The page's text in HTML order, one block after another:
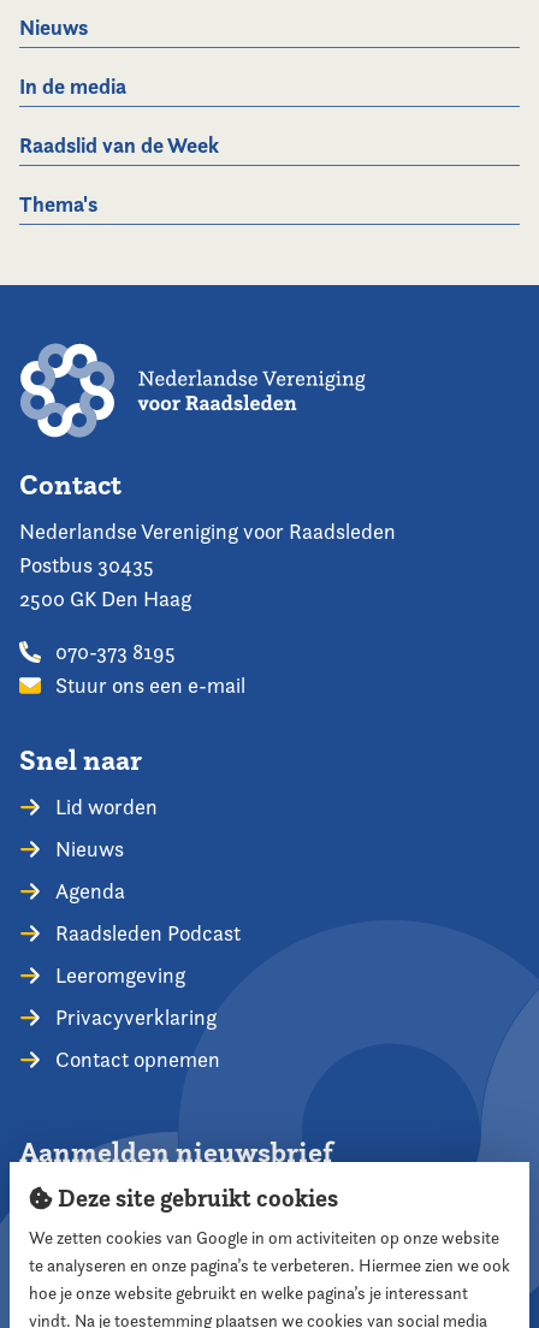
Nieuws
In de media
Raadslid van de Week
Thema's
Contact
Nederlandse Vereniging voor Raadsleden
Postbus 30435
2500 GK Den Haag
070-373 8195
Stuur ons een e-mail
Snel naar
Lid worden
Nieuws
Agenda
Raadsleden Podcast
Leeromgeving
Privacyverklaring
Contact opnemen
Aanmelden nieuwsbrief
Aanmelden
Deze site gebruikt cookies
We zetten cookies van Google in om activiteiten op onze website
te analyseren en onze pagina’s te verbeteren. Hiermee zien we ook
hoe je onze website gebruikt en welke pagina’s je interessant
vindt. Na je toestemming plaatsen we cookies van social media